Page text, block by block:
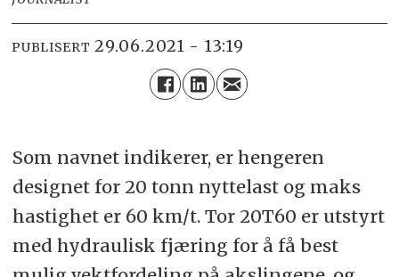
PUBLISERT 29.06.2021 - 13:19
Som navnet indikerer, er hengeren
designet for 20 tonn nyttelast og maks
hastighet er 60 km/t. Tor 20T60 er utstyrt
med hydraulisk fjæring for å få best